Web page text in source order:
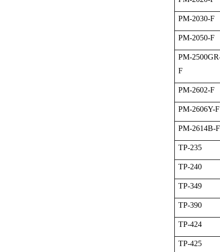
PM-2030-F
PM-2050-F
PM-
F
PM-2602-F
PM-2606Y-F
PM-2614B-F
TP-235
TP-240
TP-349
TP-390
TP-424
TP-425